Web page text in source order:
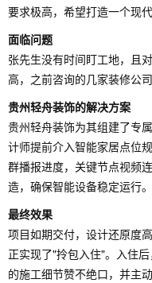
要求极高，希望打造一个现
面临问题
张先生没有时间盯工地，且
高，之前咨询的几家装修公
贵州轻舟装饰的解决方案
贵州轻舟装饰为其组建了专
计师提前介入智能家居点位
群播报进度，关键节点视频
造，确保智能设备稳定运行。
最终效果
项目如期交付，设计还原度
正实现了"拎包入住"。入住
的施工细节赞不绝口，并主